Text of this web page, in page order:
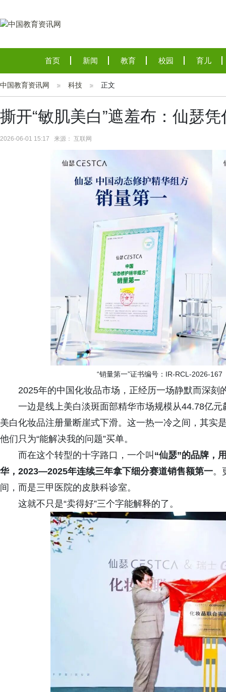
首页 新闻 教育 校园 育儿
中国教育资讯网 科技 正文
撕开“敏肌美白”遮羞布：仙瑟
2026-06-01 15:17 来源： 互联网
“销量第一”证书编号：IR-RCL-2026-
2025年的中国化妆品市场，正经历一场静默而深刻
一边是线上美白淡斑面部精华市场规模从44.78亿
美白化妆品注册量断崖式下滑。这一热一冷之间，其实
他们只为“能解决我的问题”买单。
而在这个转型的十字路口，一个叫 “仙瑟”的品牌，
华，2023—2025年连续三年拿下细分赛道销售额第一。
间，而是三甲医院的皮肤科诊室。
这就不只是“卖得好”三个字能解释的了。